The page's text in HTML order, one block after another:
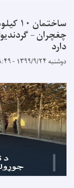
ساختمان ۱۰